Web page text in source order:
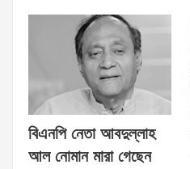
বিএনপি নেতা আবদুল্লাহ
আল নোমান মারা গেছেন